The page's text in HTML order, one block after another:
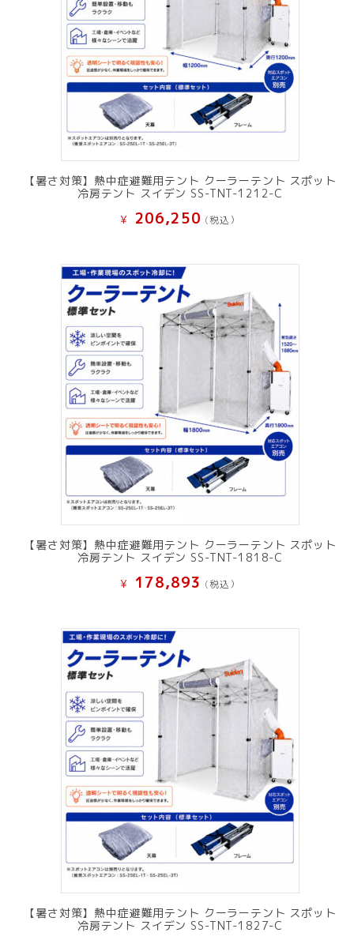
【暑さ対策】熱中症避難用テント クーラーテント スポット
冷房テント スイデン SS-TNT-1212-C
¥ 206,250 (税込）
【暑さ対策】熱中症避難用テント クーラーテント スポット
冷房テント スイデン SS-TNT-1818-C
¥ 178,893 (税込）
【暑さ対策】熱中症避難用テント クーラーテント スポット
冷房テント スイデン SS-TNT-1827-C